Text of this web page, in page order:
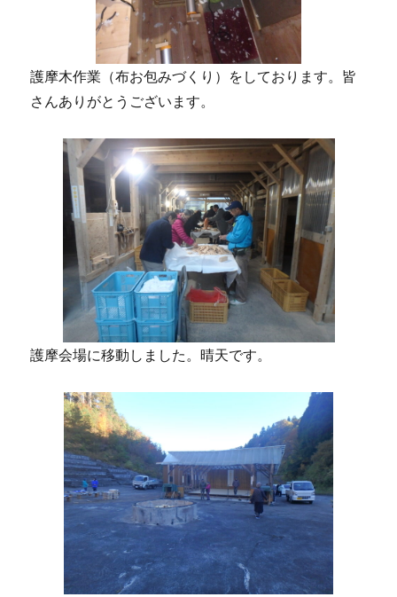
護摩木作業（布お包みづくり）をしております。皆
さんありがとうございます。
護摩会場に移動しました。晴天です。